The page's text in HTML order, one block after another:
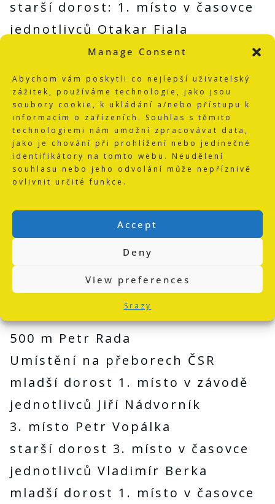
Manage Consent
Abychom vám poskytli co nejlepší uživatelský
zážitek, používáme technologie, jako jsou
soubory cookie, k ukládání a/nebo přístupu k
informacím o zařízeních. Souhlas s těmito
technologiemi nám umožní zpracovávat data,
jako je chování při prohlížení nebo jedinečné
identifikátory na tomto webu. Neudělení
souhlasu nebo jeho odvolání může nepříznivě
ovlivnit určité funkce.
Accept
Deny
View preferences
Srazy
starší dorost: 1. místo v časovce
jednotlivců Otakar Fiala
2. místo v časovce jednotlivců
Vladimír Berka
3. místo v časovce jednotlivců
Roman Devera
mladší dorost 1. místo v časovce
jednotlivců Petr Vopálka
starší dorost 1. místo v časovce
mladší dorost 2. místo v časovce
družstev (Machovič, Vopálka,
Pekař, Maršik)
mladší dorost 3. místo na dráze
500 m Petr Rada
Umístění na přeborech ČSR
mladší dorost 1. místo v závodě
jednotlivců Jiří Nádvorník
3. místo Petr Vopálka
starší dorost 3. místo v časovce
jednotlivců Vladimír Berka
mladší dorost 1. místo v časovce